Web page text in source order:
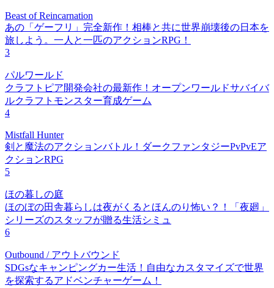
Beast of Reincarnation
あの「ゲーフリ」完全新作！相棒と共に世界崩壊後の日本を
旅しよう。一人と一匹のアクションRPG！
3
パルワールド
クラフトピア開発会社の最新作！オープンワールドサバイバ
ルクラフトモンスター育成ゲーム
4
Mistfall Hunter
剣と魔法のアクションバトル！ダークファンタジーPvPvEア
クションRPG
5
ほの暮しの庭
ほのぼの田舎暮らしは夜がくるとほんのり怖い？！「夜廻」
シリーズのスタッフが贈る生活シミュ
6
Outbound / アウトバウンド
SDGsなキャンピングカー生活！自由なカスタマイズで世界
を探索するアドベンチャーゲーム！